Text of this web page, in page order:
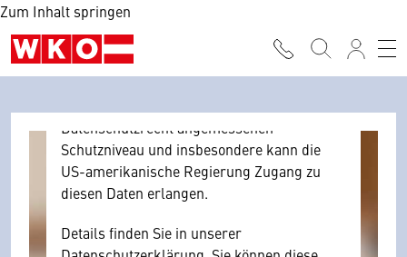
Zum Inhalt springen
Browser personenbezogene technische
Daten zu Geräten und Nutzerverhalten
mitunter mit US-amerikanischen Anbietern
Datenschutzrecht angemessenen
Schutzniveau und insbesondere kann die
US-amerikanische Regierung Zugang zu
diesen Daten erlangen.
Details finden Sie in unserer